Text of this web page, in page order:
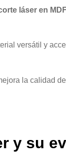
láser en
versátil y
la calidad
y su